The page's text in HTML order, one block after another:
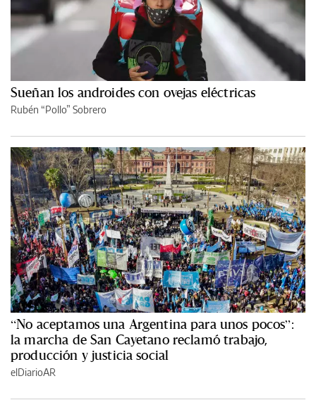
Sueñan los androides con ovejas eléctricas
Rubén “Pollo” Sobrero
“No aceptamos una Argentina para unos pocos”:
la marcha de San Cayetano reclamó trabajo,
producción y justicia social
elDiarioAR